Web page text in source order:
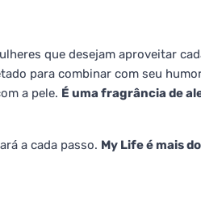
que desejam aproveitar
para combinar com seu
a pele. É uma fragrância de
a cada passo. My Life é mais